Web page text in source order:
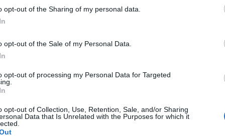
opt-out of the Sharing of my personal data.
opt-out of the Sale of my Personal Data.
opt-out of processing my Personal Data for Targeted
opt-out of Collection, Use, Retention, Sale, and/or Sharing
Data that Is Unrelated with the Purposes for which it
dell'istanza presentata dagli avvocati
verrebbe trasferito nella sezione
americana